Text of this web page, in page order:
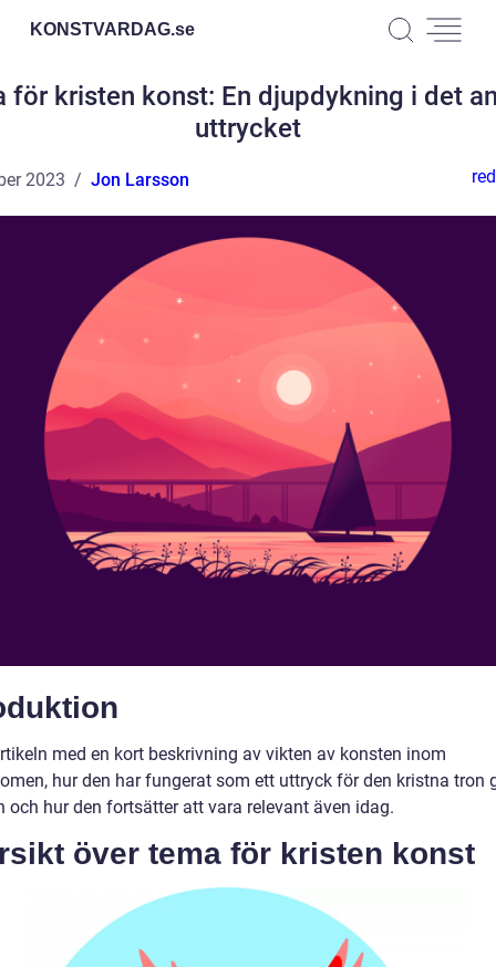
KONSTVARDAG.se
för kristen konst: En djupdykning i det
uttrycket
2023 Jon Larsson
med en kort beskrivning av vikten av konsten inom
hur den har fungerat som ett uttryck för den kristna tron
och hur den fortsätter att vara relevant även idag.
över tema för kristen konst